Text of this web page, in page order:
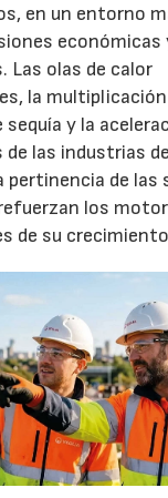
en un entorno
económicas
Las olas de calor
la
sequía y la
de las industrias
pertinencia de las
los
de su